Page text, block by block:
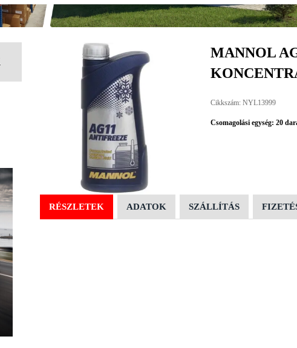
MANNOL
Cikkszám: NYL13999
Csomagolási egység: 20
RÉSZLETEK ADATOK SZÁLLÍTÁS